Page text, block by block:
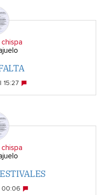
chispa
15:27
chispa
00:06